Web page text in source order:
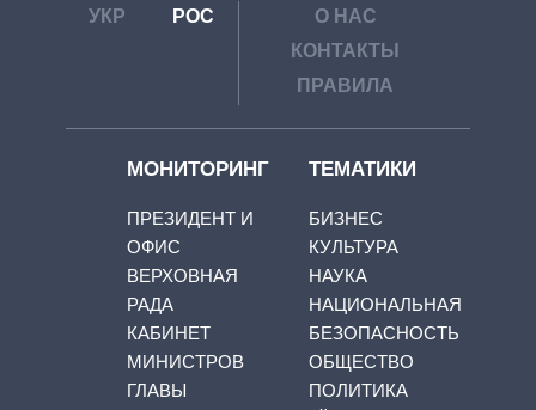
УКР РОС
О НАС
КОНТАКТЫ
ПРАВИЛА
МОНИТОРИНГ
ПРЕЗИДЕНТ И
ОФИС
ВЕРХОВНАЯ
РАДА
КАБИНЕТ
МИНИСТРОВ
ГЛАВЫ
ТЕМАТИКИ
БИЗНЕС
КУЛЬТУРА
НАУКА
НАЦИОНАЛЬНАЯ
БЕЗОПАСНОСТЬ
ОБЩЕСТВО
ПОЛИТИКА